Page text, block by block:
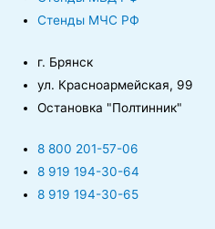
Стенды МЧС РФ
г. Брянск
ул. Красноармейская, 99
Остановка "Полтинник"
8 800 201-57-06
8 919 194-30-64
8 919 194-30-65